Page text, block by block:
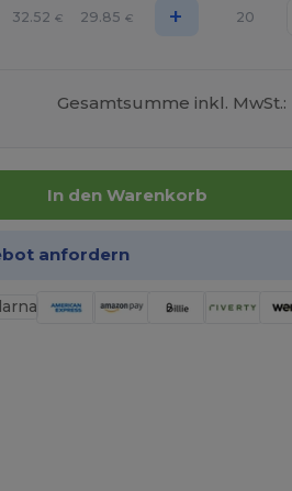
32.52 € 29.85 € + 20
Gesamtsumme inkl. MwSt.:
In den Warenkorb
anfordern